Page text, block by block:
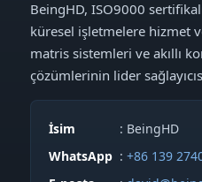
BeingHD, ISO9000
küresel işletmelere hizmet
matris sistemleri ve akıllı
çözümlerinin lider
İsim
: BeingHD
WhatsApp : +86 139